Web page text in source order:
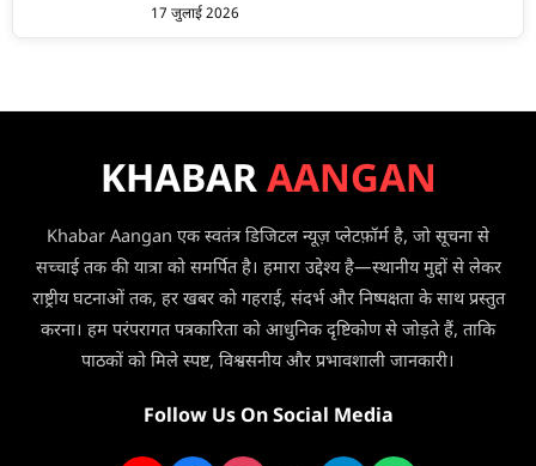
17 जुलाई 2026
KHABARAANGAN
Khabar Aangan एक स्वतंत्र डिजिटल न्यूज़ प्लेटफ़ॉर्म है, जो सूचना से
सच्चाई तक की यात्रा को समर्पित है। हमारा उद्देश्य है—स्थानीय मुद्दों से लेकर
राष्ट्रीय घटनाओं तक, हर खबर को गहराई, संदर्भ और निष्पक्षता के साथ प्रस्तुत
करना। हम परंपरागत पत्रकारिता को आधुनिक दृष्टिकोण से जोड़ते हैं, ताकि
पाठकों को मिले स्पष्ट, विश्वसनीय और प्रभावशाली जानकारी।
Follow Us On Social Media